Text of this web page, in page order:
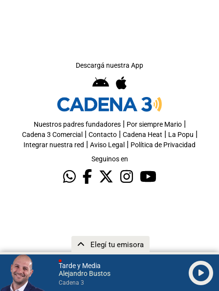
Tarde y Media
Alejandro Bustos
Cadena 3
Elegí tu emisora
Descargá nuestra App
Nuestros padres fundadores| Por siempre Mario|
Cadena 3 Comercial | Contacto| Cadena Heat | La Popu |
Integrar nuestra red | Aviso Legal | Política de Privacidad
Seguinos en